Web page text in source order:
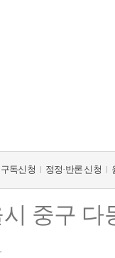
구독신청 정정·반론 신청
중구